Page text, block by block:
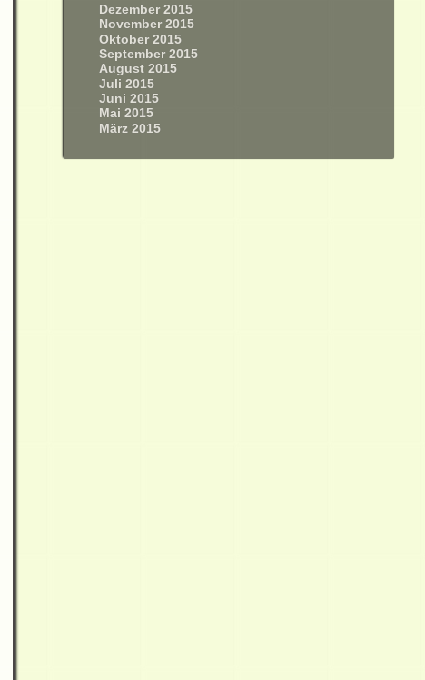
Dezember 2015
November 2015
Oktober 2015
September 2015
August 2015
Juli 2015
Juni 2015
Mai 2015
März 2015